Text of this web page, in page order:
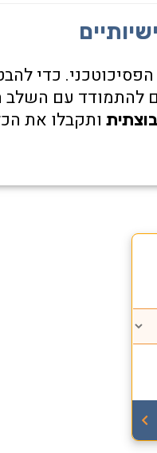
כדי
להתמודד עם השלב
ותקבלו את